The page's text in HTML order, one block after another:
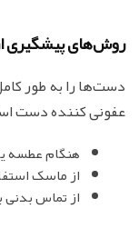
روش‌های پیشگیری
دست‌ها را به طور
عفونی کننده دست
هنگام عطسه
از ماسک
از تماس بدنی